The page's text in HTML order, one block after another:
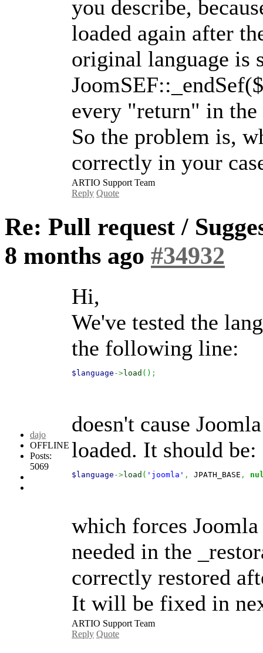
you describe,
loaded again after
original language is
every "return" in
So the problem is,
correctly in your
ARTIO Support Team
Reply Quote
Re: Pull request /
8 months ago #34932
dajo
OFFLINE
Posts:
5069
Hi,
We've tested the
the following line:
$language ->load ( ) ;
doesn't cause
loaded. It should be:
$language ->load ( 'joomla' , JPATH_BASE ,
which forces
needed in the
correctly restored
It will be fixed in
ARTIO Support Team
Reply Quote